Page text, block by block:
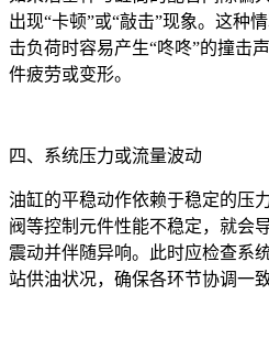
出现“卡顿”或“敲击”现象。这种
击负荷时容易产生“咚咚”的撞击
件疲劳或变形。
四、系统压力或流量波动
油缸的平稳动作依赖于稳定的压
阀等控制元件性能不稳定，就会
震动并伴随异响。此时应检查系
站供油状况，确保各环节协调一致